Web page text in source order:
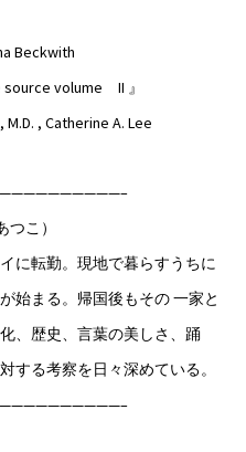
Beckwith
volume II 』
, Catherine A. Lee
こ）
に転勤。現地で暮らすうちに
始まる。帰国後もその 一家と
、歴史、言葉の美しさ、踊
する考察を日々深めている。